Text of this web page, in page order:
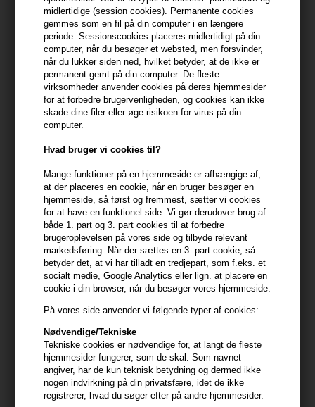
midlertidige (session cookies). Permanente cookies
gemmes som en fil på din computer i en længere
periode. Sessionscookies placeres midlertidigt på din
computer, når du besøger et websted, men forsvinder,
når du lukker siden ned, hvilket betyder, at de ikke er
permanent gemt på din computer. De fleste
virksomheder anvender cookies på deres hjemmesider
for at forbedre brugervenligheden, og cookies kan ikke
skade dine filer eller øge risikoen for virus på din
computer.
Hvad bruger vi cookies til?
Mange funktioner på en hjemmeside er afhængige af,
at der placeres en cookie, når en bruger besøger en
hjemmeside, så først og fremmest, sætter vi cookies
for at have en funktionel side. Vi gør derudover brug af
både 1. part og 3. part cookies til at forbedre
brugeroplevelsen på vores side og tilbyde relevant
markedsføring. Når der sættes en 3. part cookie, så
betyder det, at vi har tilladt en tredjepart, som f.eks. et
socialt medie, Google Analytics eller lign. at placere en
cookie i din browser, når du besøger vores hjemmeside.
På vores side anvender vi følgende typer af cookies:
Nødvendige/Tekniske
Tekniske cookies er nødvendige for, at langt de fleste
hjemmesider fungerer, som de skal. Som navnet
angiver, har de kun teknisk betydning og dermed ikke
nogen indvirkning på din privatsfære, idet de ikke
registrerer, hvad du søger efter på andre hjemmesider.
Derfor virker den
- Målrettet serum til hovedbunden
- Hjælper håret med at se fyldigere ud
- Let konsistens uden fedtet finish
- Velegnet til daglig brug
- Fokus på sund hovedbund
- Nem at integrere i rutinen
Perfekt til dig der
- Oplever tyndt hår
- Ønsker mere fylde
- Vil forbedre hovedbundsrutinen
Anvendelse
- Påfør direkte i hovedbunden
- Massér produktet ind
- Brug dagligt
Størrelse: 50ml
Produktinformation
- Produkt: UKHAIR Hair Growth Serum 50ml
- Produkttype: hårvækstserum til tyndt hår